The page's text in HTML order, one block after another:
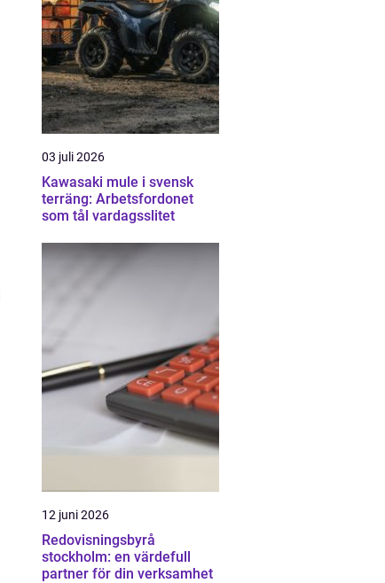
03 juli 2026
Kawasaki mule i svensk
terräng: Arbetsfordonet
som tål vardagsslitet
12 juni 2026
Redovisningsbyrå
stockholm: en värdefull
partner för din verksamhet